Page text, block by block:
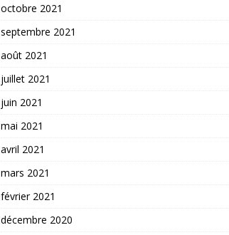
octobre 2021
septembre 2021
août 2021
juillet 2021
juin 2021
mai 2021
avril 2021
mars 2021
février 2021
décembre 2020